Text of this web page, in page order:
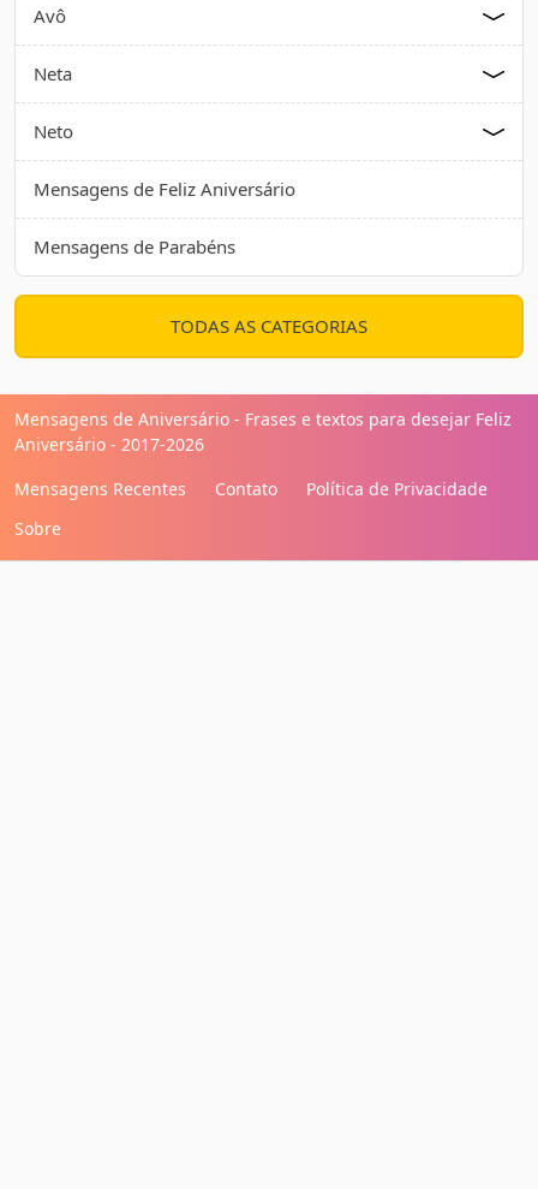
Avô
Neta
Neto
Mensagens de Feliz Aniversário
Mensagens de Parabéns
TODAS AS CATEGORIAS
Mensagens de Aniversário - Frases e textos para desejar Feliz
Aniversário - 2017-2026
Mensagens Recentes
Contato
Política de Privacidade
Sobre